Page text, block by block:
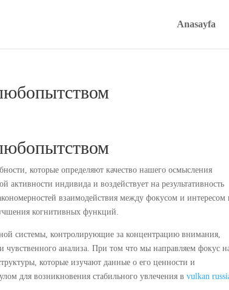
Anasayfa
которые определяют качество нашего осмысления
индивида и воздействует на результативность
взаимодействия между фокусом и интересом
когнитивных функций.
системы, контролирующие за концентрацию внимания,
анализа. При том что мы направляем фокус
которые изучают данные о его ценности и
для возникновения стабильного увлечения вvulkan